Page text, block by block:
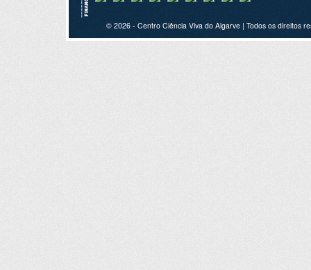
© 2026 - Centro Ciência Viva do Algarve | Todos os direitos